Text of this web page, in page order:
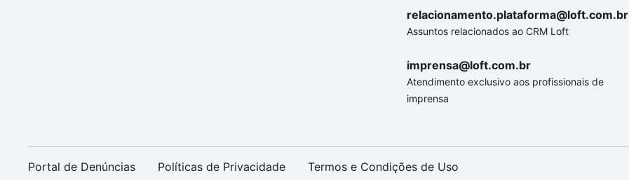
relacionamento.plataforma@loft.com.br
Assuntos relacionados ao CRM Loft
imprensa@loft.com.br
Atendimento exclusivo aos profissionais de
imprensa
Portal de Denúncias Políticas de Privacidade Termos e Condições de Uso